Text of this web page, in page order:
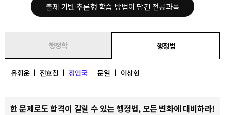
출제 기반 추론형 학습 방법이 담긴 전공과목
행정학 행정법
유휘운 전효진 정인국 문일 이상현
한 문제로도 합격이 갈릴 수 있는 행정법, 모든 변화에 대비하라!